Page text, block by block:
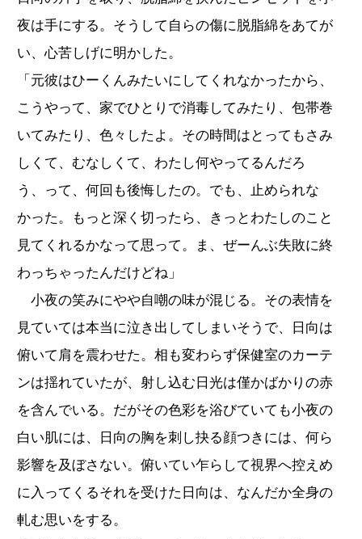
夜は手にする。そうして自らの傷に脱脂綿をあてが
い、心苦しげに明かした。
「元彼はひーくんみたいにしてくれなかったから、
こうやって、家でひとりで消毒してみたり、包帯巻
いてみたり、色々したよ。その時間はとってもさみ
しくて、むなしくて、わたし何やってるんだろ
う、って、何回も後悔したの。でも、止められな
かった。もっと深く切ったら、きっとわたしのこと
見てくれるかなって思って。ま、ぜーんぶ失敗に終
わっちゃったんだけどね」
小夜の笑みにやや自嘲の味が混じる。その表情を
見ていては本当に泣き出してしまいそうで、日向は
俯いて肩を震わせた。相も変わらず保健室のカーテ
ンは揺れていたが、射し込む日光は僅かばかりの赤
を含んでいる。だがその色彩を浴びていても小夜の
白い肌には、日向の胸を刺し抉る顔つきには、何ら
影響を及ぼさない。俯いてい乍らして視界へ控えめ
に入ってくるそれを受けた日向は、なんだか全身の
軋む思いをする。